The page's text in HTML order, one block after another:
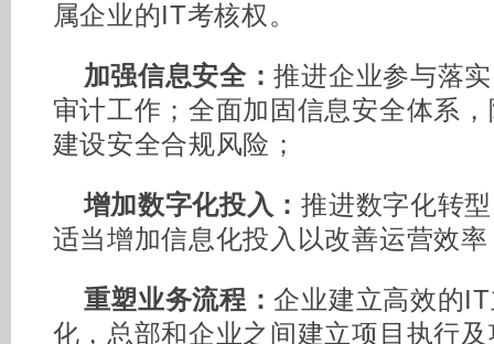
属企业的IT考核权。
加强信息安全：推进企业参与落
审计工作；全面加固信息安全体系
建设安全合规风险；
增加数字化投入：推进数字化转
适当增加信息化投入以改善运营效
重塑业务流程：企业建立高效的
化，总部和企业之间建立项目执行